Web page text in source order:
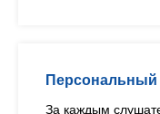
Персональный
За каждым